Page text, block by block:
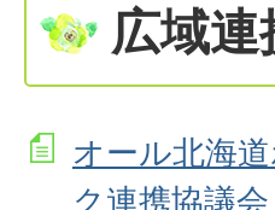
広域連
オール北海
ク連携協議会